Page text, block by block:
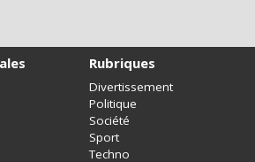
Rubriques
Divertissement
Politique
Société
Sport
Techno